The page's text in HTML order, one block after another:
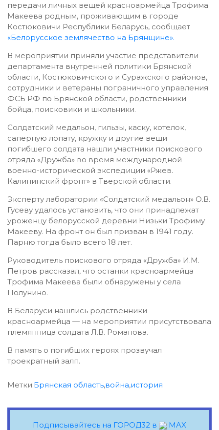
передачи личных вещей красноармейца Трофима
Макеева родным, проживающим в городе
Костюковичи Республики Беларусь, сообщает
«Белорусское землячество на Брянщине».
В мероприятии приняли участие представители
департамента внутренней политики Брянской
области, Костюковичского и Суражского районов,
сотрудники и ветераны пограничного управления
ФСБ РФ по Брянской области, родственники
бойца, поисковики и школьники.
Солдатский медальон, гильзы, каску, котелок,
саперную лопату, кружку и другие вещи
погибшего солдата нашли участники поискового
отряда «Дружба» во время международной
военно-исторической экспедиции «Ржев.
Калининский фронт» в Тверской области.
Эксперту лаборатории «Солдатский медальон» О.В.
Гусеву удалось установить, что они принадлежат
уроженцу белорусской деревни Низьки Трофиму
Макееву. На фронт он был призван в 1941 году.
Парню тогда было всего 18 лет.
Руководитель поискового отряда «Дружба» И.М.
Петров рассказал, что останки красноармейца
Трофима Макеева были обнаружены у села
Полунино.
В Беларуси нашлись родственники
красноармейца — на мероприятии присутствовала
племянница солдата Л.В. Романова.
В память о погибших героях прозвучал
троекратный залп.
Метки:Брянская область,война,история
Подписывайтесь на ГОРОД32 в MAX